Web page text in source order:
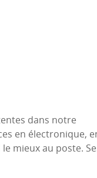
dans notre
en électronique,
mieux au poste.